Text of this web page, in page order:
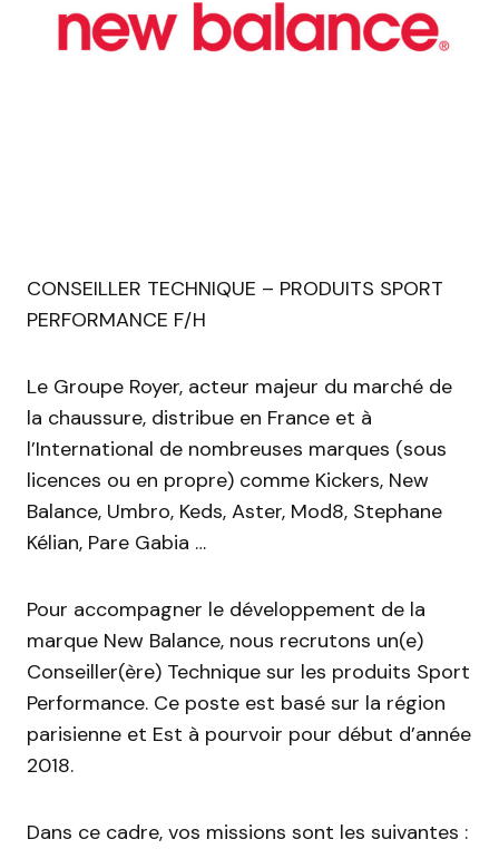
CONSEILLER TECHNIQUE – PRODUITS SPORT
PERFORMANCE F/H
Le Groupe Royer, acteur majeur du marché de
la chaussure, distribue en France et à
l’International de nombreuses marques (sous
licences ou en propre) comme Kickers, New
Balance, Umbro, Keds, Aster, Mod8, Stephane
Kélian, Pare Gabia …
Pour accompagner le développement de la
marque New Balance, nous recrutons un(e)
Conseiller(ère) Technique sur les produits Sport
Performance. Ce poste est basé sur la région
parisienne et Est à pourvoir pour début d’année
2018.
Dans ce cadre, vos missions sont les suivantes :